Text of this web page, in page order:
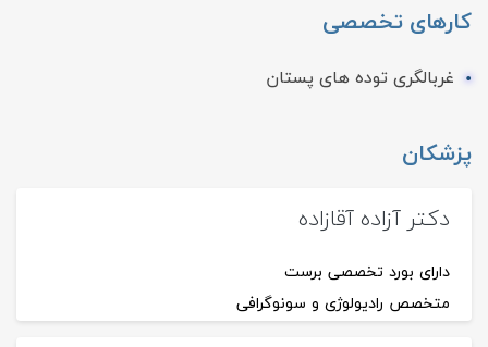
کارهای تخصصی
غربالگری توده های پستان
پزشکان
دکتر آزاده آقازاده
دارای بورد تخصصی برست
متخصص​ رادیولوژی و سونوگرافی